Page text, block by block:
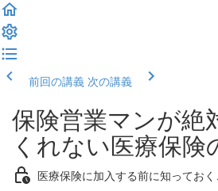
前回の講義 次の講義
保険営業マンが絶
くれない医療保険
医療保険に加入する前に知っておく